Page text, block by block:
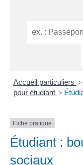
Accueil particuliers >
pour étudiant >
Fiche pratique
Étudiant :
sociaux